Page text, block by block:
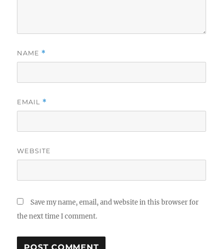
NAME *
EMAIL *
WEBSITE
Save my name, email, and website in this browser for
the next time I comment.